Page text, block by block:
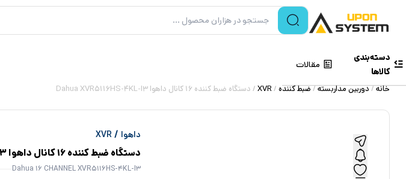
دسته‌بندی
کالاها
مقالات
خانه/دوربین مداربسته/ضبط کننده/
XVR/ دستگاه ضبط کننده 16 کانال داهوا Dahua XVR5116HS-4KL-I3
داهوا /
XVR
دستگاه ضبط کننده 16 کانال داهوا Dahua XVR5116HS-4KL-I3
Dahua 16 CHANNEL XVR5116HS-4KL-I3